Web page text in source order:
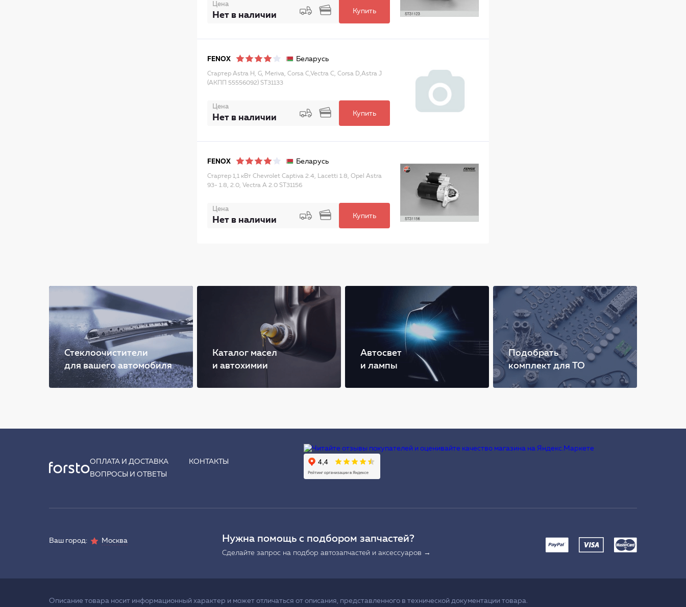
Цена
Нет в наличии Купить
FENOX Беларусь
Стартер Astra H, G, Meriva, Corsa C,Vectra C, Corsa D,Astra J
(АКПП 55556092) ST31133
Цена
Нет в наличии Купить
FENOX Беларусь
Стартер 1,1 кВт Chevrolet Captiva 2.4, Lacetti 1.8, Opel Astra
93- 1.8, 2.0, Vectra A 2.0 ST31156
Цена
Нет в наличии Купить
Стеклоочистители
для вашего автомобиля
Каталог масел
и автохимии
Автосвет
и лампы
Подобрать
комплект для ТО
ОПЛАТА И ДОСТАВКА
КОНТАКТЫ
ВОПРОСЫ И ОТВЕТЫ
Ваш город: Москва Нужна помощь с подбором запчастей?
Сделайте запрос на подбор автозапчастей и аксессуаров →
Описание товара носит информационный характер и может отличаться от описания, представленного в технической документации товара.